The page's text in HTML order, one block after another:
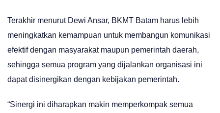
Terakhir menurut Dewi Ansar, BKMT Batam harus lebih
meningkatkan kemampuan untuk membangun komunikasi
efektif dengan masyarakat maupun pemerintah daerah,
sehingga semua program yang dijalankan organisasi ini
dapat disinergikan dengan kebijakan pemerintah.
“Sinergi ini diharapkan makin memperkompak semua